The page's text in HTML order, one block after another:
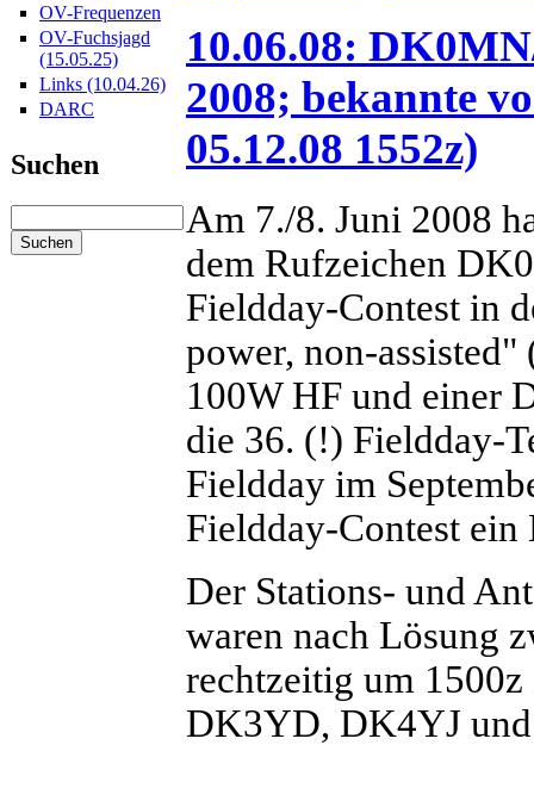
OV-Frequenzen
OV-Fuchsjagd
(15.05.25)
Links (10.04.26)
DARC
Suchen
10.06.08:
2008; bekannte
05.12.08 1552z)
Am 7./8. Juni 2008
dem Rufzeichen
Fieldday-Contest in
power, non-
100W HF und einer
die 36. (!) Fieldday-
Fieldday im
Fieldday-Contest
Der Stations- und
waren nach Lösung
rechtzeitig um 1500z
DK3YD, DK4YJ